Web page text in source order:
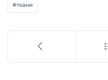
#ткани